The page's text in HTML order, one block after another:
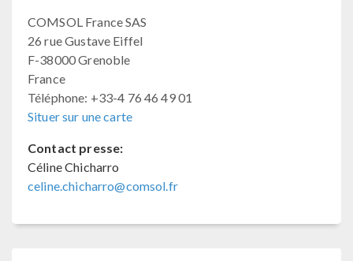
COMSOL France SAS
26 rue Gustave Eiffel
F-38000 Grenoble
France
Téléphone: +33-4 76 46 49 01
Situer sur une carte
Contact presse:
Céline Chicharro
celine.chicharro@comsol.fr